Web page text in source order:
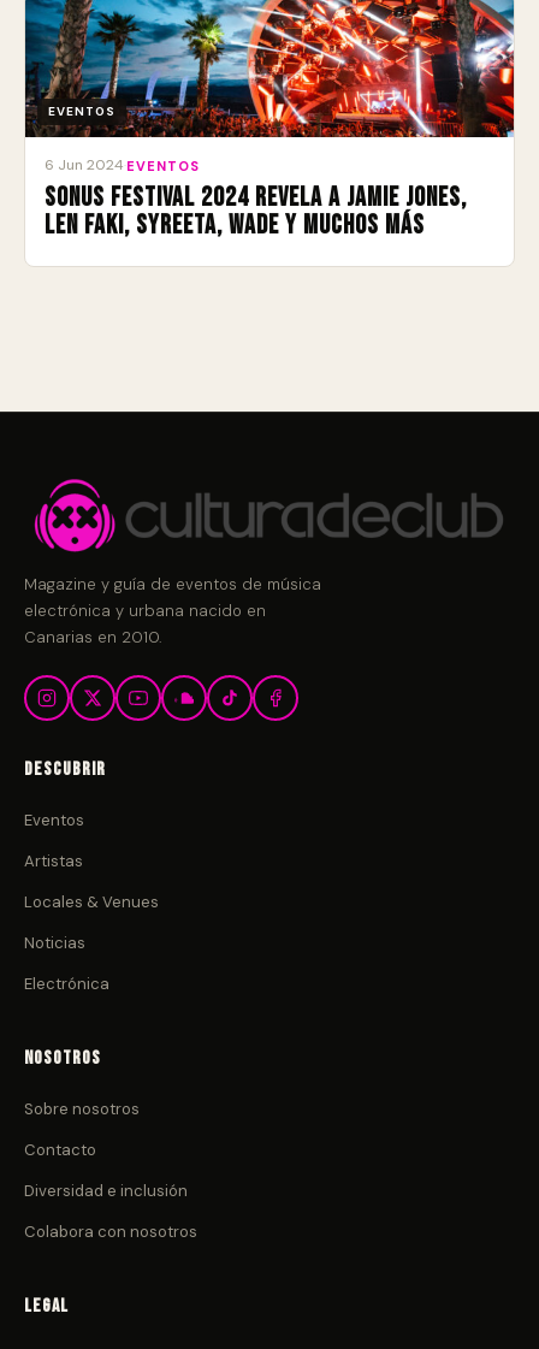
EVENTOS
6 Jun 2024 EVENTOS
Sonus Festival 2024 revela a Jamie Jones,
Len Faki, SYREETA, Wade y muchos más
Magazine y guía de eventos de música
electrónica y urbana nacido en
Canarias en 2010.
Descubrir
Eventos
Artistas
Locales & Venues
Noticias
Electrónica
Nosotros
Sobre nosotros
Contacto
Diversidad e inclusión
Colabora con nosotros
Legal